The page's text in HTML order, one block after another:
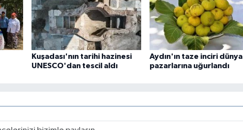
Kuşadası'nın tarihi hazinesi
UNESCO'dan tescil aldı
Aydın'ın taze inciri dünya
pazarlarına uğurlandı